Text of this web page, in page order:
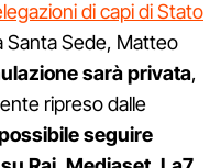
di capi di Stato
Santa Sede, Matteo
sarà privata,
ripreso dalle
seguire